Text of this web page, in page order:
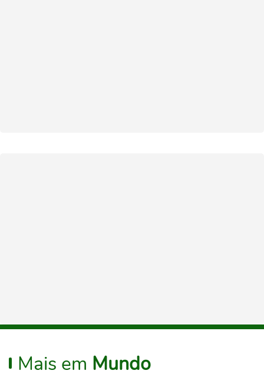
Mais em Mundo